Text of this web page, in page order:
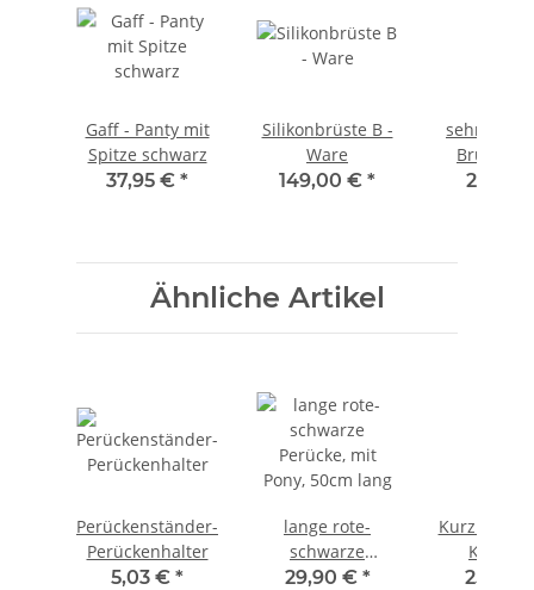
Gaff - Panty mit
Spitze schwarz
37,95 € *
Silikonbrüste B -
Ware
149,00 € *
sehr
Farbton
23,50
Ähnliche Artikel
Perückenständer-
Perückenhalter
5,03 € *
lange rote-
schwarze
Perücke, mit
29,90 € *
25,90